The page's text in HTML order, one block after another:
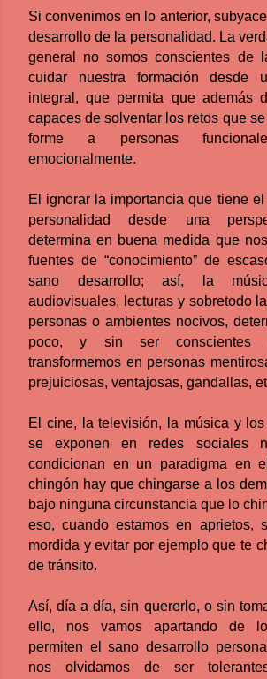
Si convenimos en lo anterior,
desarrollo de la personalidad. La
general no somos conscientes de
cuidar nuestra formación desde
integral, que permita que además
capaces de solventar los retos que
forme a personas
emocionalmente.
El ignorar la importancia que tiene
personalidad desde una
determina en buena medida que
fuentes de “conocimiento” de
sano desarrollo; así, la
audiovisuales, lecturas y sobretodo
personas o ambientes nocivos,
poco, y sin ser
transformemos en personas
prejuiciosas, ventajosas, gandallas,
El cine, la televisión, la música y
se exponen en redes sociales
condicionan en un paradigma en
chingón hay que chingarse a los
bajo ninguna circunstancia que lo
eso, cuando estamos en aprietos,
mordida y evitar por ejemplo que te
de tránsito.
Así, día a día, sin quererlo, o sin
ello, nos vamos apartando de
permiten el sano desarrollo
nos olvidamos de ser